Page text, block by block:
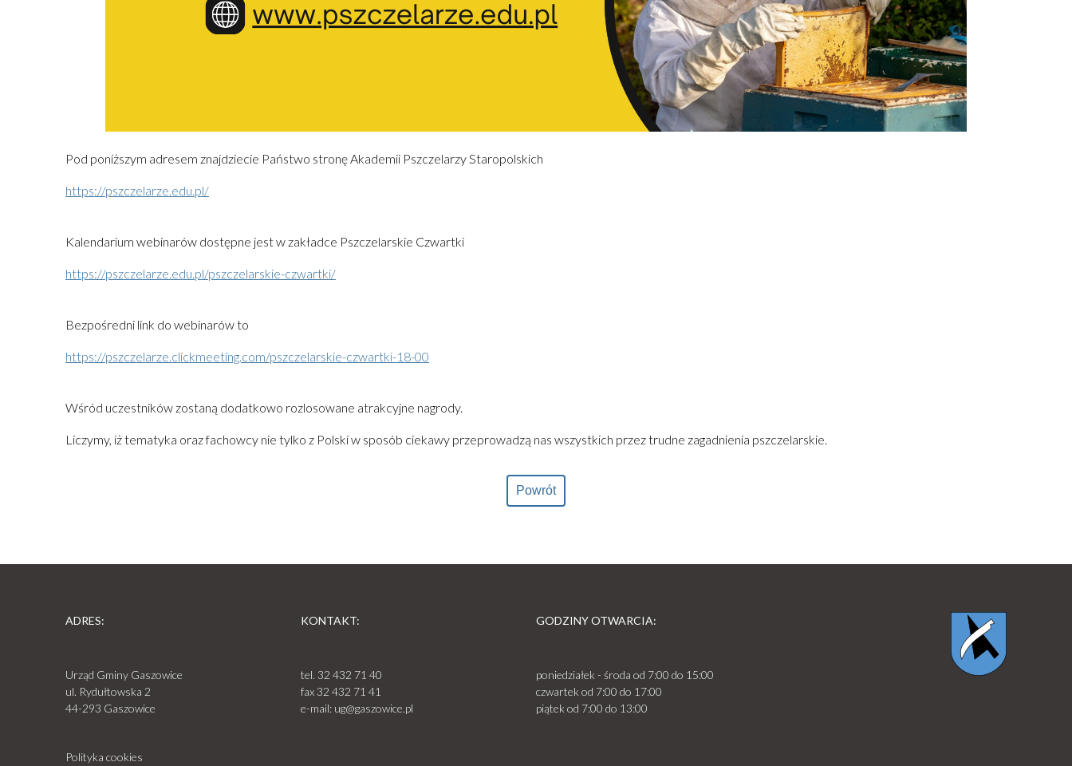
Pod poniższym adresem znajdziecie Państwo stronę Akademii Pszczelarzy Staropolskich
https://pszczelarze.edu.pl/
Kalendarium webinarów dostępne jest w zakładce Pszczelarskie Czwartki
https://pszczelarze.edu.pl/pszczelarskie-czwartki/
Bezpośredni link do webinarów to
https://pszczelarze.clickmeeting.com/pszczelarskie-czwartki-18-00
Wśród uczestników zostaną dodatkowo rozlosowane atrakcyjne nagrody.
Liczymy, iż tematyka oraz fachowcy nie tylko z Polski w sposób ciekawy przeprowadzą nas wszystkich przez trudne zagadnienia pszczelarskie.
Powrót
ADRES:
Urząd Gminy Gaszowice
ul. Rydułtowska 2
44-293 Gaszowice
KONTAKT:
tel. 32 432 71 40
fax32 432 71 41
e-mail: ug@gaszowice.pl
GODZINY OTWARCIA:
poniedziałek - środa od 7:00 do 15:00
czwartek od 7:00 do 17:00
piątek od 7:00 do 13:00
Polityka cookies